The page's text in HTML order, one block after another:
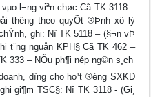
l­¬ng viªn chøc Cã TK 3118 –
th­êng theo quyÕt ®Þnh xö lý
ghi: Nî TK 5118 – (§¬n vÞ
t¨ng nguån KPH§ Cã TK 462 –
333 – NÕu ph¶i nép ng©n s¸ch
dïng cho ho¹t ®éng SXKD
gi¶m TSC§: Nî TK 3118 - (Gi¸